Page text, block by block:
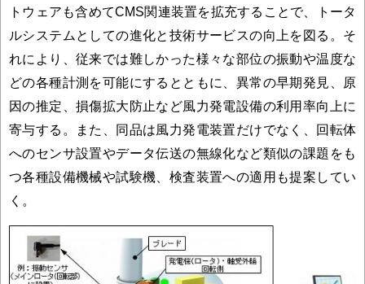
トウェアも含めてCMS関連装置を拡充することで、トータ
ルシステムとしての進化と技術サービスの向上を図る。そ
れにより、従来では難しかった様々な部位の振動や温度な
どの各種計測を可能にするとともに、異常の早期発見、原
因の推定、損傷拡大防止など風力発電設備の利用率向上に
寄与する。また、同品は風力発電装置だけでなく、回転体
へのセンサ設置やデータ伝送の無線化など類似の課題をも
つ各種設備機械や試験機、検査装置への適用も提案してい
く。